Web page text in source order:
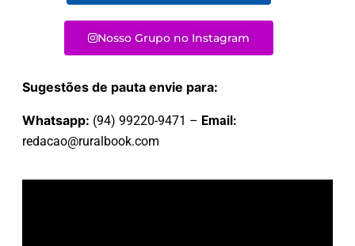
Nosso Grupo no Instagram
Sugestões de pauta envie para:
Whatsapp: (94) 99220-9471 – Email:
redacao@ruralbook.com